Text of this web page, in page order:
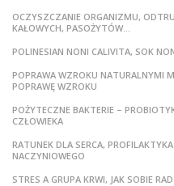
OCZYSZCZANIE ORGANIZMU,
KAŁOWYCH, PASOŻYTÓW…
POLINESIAN NONI CALIVITA, SOK
POPRAWA WZROKU NATURALNYMI
POPRAWĘ WZROKU
POŻYTECZNE BAKTERIE –
CZŁOWIEKA
RATUNEK DLA SERCA,
NACZYNIOWEGO
STRES A GRUPA KRWI, JAK SOBIE